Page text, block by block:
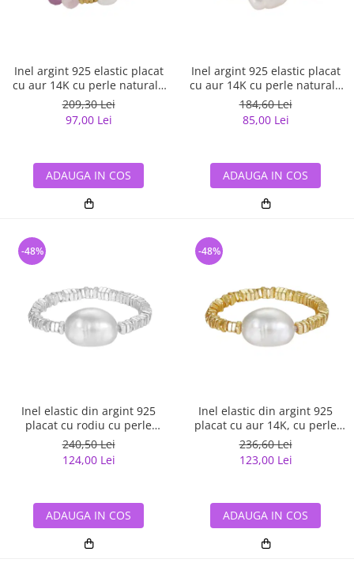
Inel argint 925 elastic placat
cu aur 14K cu perle naturale
si mica naturala
209,30 Lei
97,00 Lei
ADAUGA IN COS
Inel argint 925 elastic placat
cu aur 14K cu perle naturale
si opal si mica naturale
184,60 Lei
85,00 Lei
ADAUGA IN COS
Inel elastic din argint 925
placat cu rodiu cu perle
naturale
240,50 Lei
124,00 Lei
-48%
ADAUGA IN COS
Inel elastic din argint 925
placat cu aur 14K, cu perle
naturale
236,60 Lei
123,00 Lei
-48%
ADAUGA IN COS